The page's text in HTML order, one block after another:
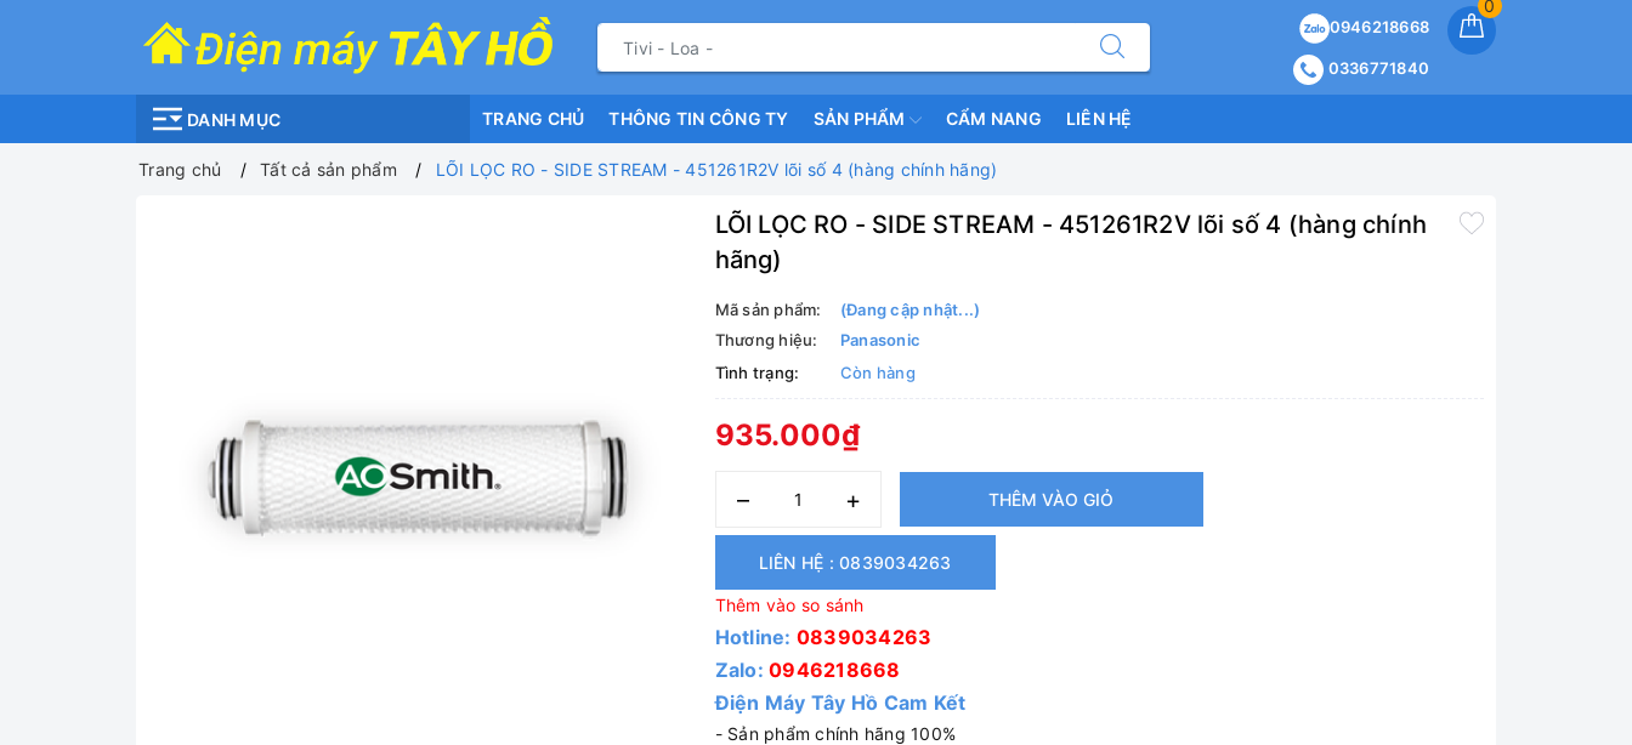
0
0946218668
0336771840
DANH MỤC TRANG CHỦ THÔNG TIN CÔNG TY SẢN PHẨM CẨM NANG LIÊN HỆ
Trang chủ Tất cả sản phẩm LÕI LỌC RO - SIDE STREAM - 451261R2V lõi số 4 (hàng chính hãng)
LÕI LỌC RO - SIDE STREAM - 451261R2V lõi số 4 (hàng chính
hãng)
Mã sản phẩm:
(Đang cập nhật...)
Thương hiệu:
Panasonic
Tình trạng:
Còn hàng
935.000₫
– + THÊM VÀO GIỎ
LIÊN HỆ : 0839034263
Thêm vào so sánh
Hotline: 0839034263
Zalo:0946218668
Điện Máy Tây Hồ Cam Kết
- Sản phẩm chính hãng 100%